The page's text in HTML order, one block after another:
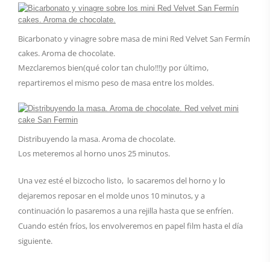
Bicarbonato y vinagre sobre masa de mini Red Velvet San Fermín
cakes. Aroma de chocolate.
Mezclaremos bien(qué color tan chulo!!!)y por último,
repartiremos el mismo peso de masa entre los moldes.
Distribuyendo la masa. Aroma de chocolate.
Los meteremos al horno unos 25 minutos.
Una vez esté el bizcocho listo, lo sacaremos del horno y lo
dejaremos reposar en el molde unos 10 minutos, y a
continuación lo pasaremos a una rejilla hasta que se enfríen.
Cuando estén fríos, los envolveremos en papel film hasta el día
siguiente.